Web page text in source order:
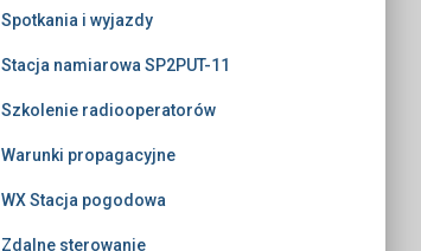
Spotkania i wyjazdy
Stacja namiarowa SP2PUT-11
Szkolenie radiooperatorów
Warunki propagacyjne
WX Stacja pogodowa
Zdalne sterowanie